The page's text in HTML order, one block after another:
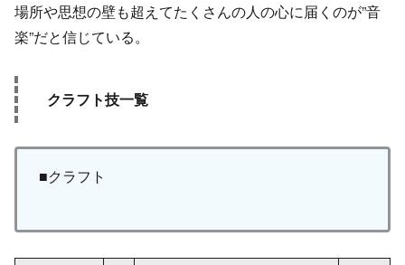
場所や思想の壁も超えてたくさんの人の心に届くのが”音
楽”だと信じている。
クラフト技一覧
■クラフト